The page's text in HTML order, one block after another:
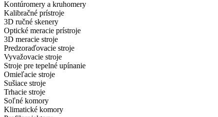
Kontúromery a kruhomery
Kalibračné prístroje
3D ručné skenery
Optické meracie prístroje
3D meracie stroje
Predzoraďovacie stroje
Vyvažovacie stroje
Stroje pre tepelné upínanie
Omieľacie stroje
Sušiace stroje
Trhacie stroje
Soľné komory
Klimatické komory